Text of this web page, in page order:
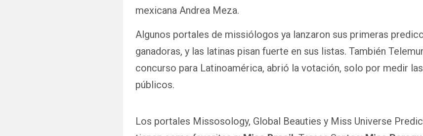
mexicana Andrea Meza.
Algunos portales de missiólogos ya lanzaron sus primeras
ganadoras, y las latinas pisan fuerte en sus listas. También
concurso para Latinoamérica, abrió la votación, solo por medir
públicos.
Los portales Missosology, Global Beauties y Miss Universe